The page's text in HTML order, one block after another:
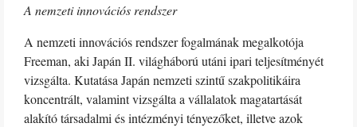
A nemzeti innovációs rendszer
A nemzeti innovációs rendszer fogalmának megalkotója
Freeman, aki Japán II. világháború utáni ipari teljesítményét
vizsgálta. Kutatása Japán nemzeti szintű szakpolitikáira
koncentrált, valamint vizsgálta a vállalatok magatartását
alakító társadalmi és intézményi tényezőket, illetve azok